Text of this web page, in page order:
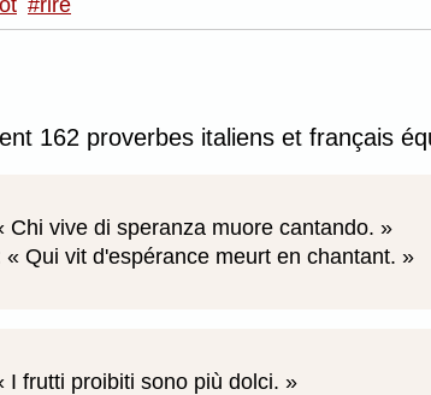
#rire
162 proverbes italiens et français
Chi vive di speranza muore cantando.
Qui vit d'espérance meurt en chantant.
I frutti proibiti sono più dolci.